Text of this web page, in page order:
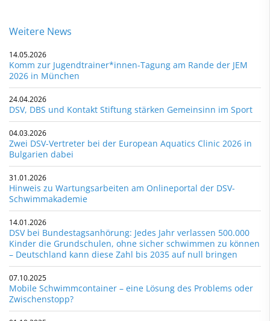
Weitere News
14.05.2026
Komm zur Jugendtrainer*innen-Tagung am Rande der JEM
2026 in München
24.04.2026
DSV, DBS und Kontakt Stiftung stärken Gemeinsinn im Sport
04.03.2026
Zwei DSV-Vertreter bei der European Aquatics Clinic 2026 in
Bulgarien dabei
31.01.2026
Hinweis zu Wartungsarbeiten am Onlineportal der DSV-
Schwimmakademie
14.01.2026
DSV bei Bundestagsanhörung: Jedes Jahr verlassen 500.000
Kinder die Grundschulen, ohne sicher schwimmen zu können
– Deutschland kann diese Zahl bis 2035 auf null bringen
07.10.2025
Mobile Schwimmcontainer – eine Lösung des Problems oder
Zwischenstopp?